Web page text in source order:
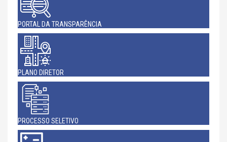
PORTAL DA TRANSPARÊNCIA
PLANO DIRETOR
PROCESSO SELETIVO